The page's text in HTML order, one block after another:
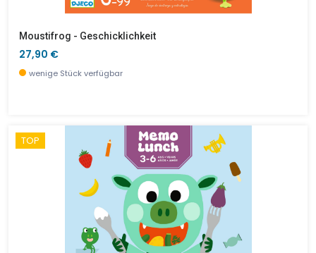
Moustifrog - Geschicklichkeit
27,90 €
wenige Stück verfügbar
TOP